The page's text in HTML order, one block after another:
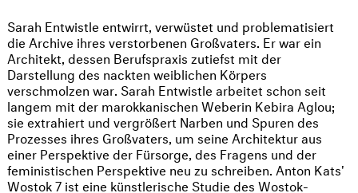
Sarah Entwistle entwirrt, verwüstet und problematisiert
die Archive ihres verstorbenen Großvaters. Er war ein
Architekt, dessen Berufspraxis zutiefst mit der
Darstellung des nackten weiblichen Körpers
verschmolzen war. Sarah Entwistle arbeitet schon seit
langem mit der marokkanischen Weberin Kebira Aglou;
sie extrahiert und vergrößert Narben und Spuren des
Prozesses ihres Großvaters, um seine Architektur aus
einer Perspektive der Fürsorge, des Fragens und der
feministischen Perspektive neu zu schreiben. Anton Kats'
Wostok 7 ist eine künstlerische Studie des Wostok-